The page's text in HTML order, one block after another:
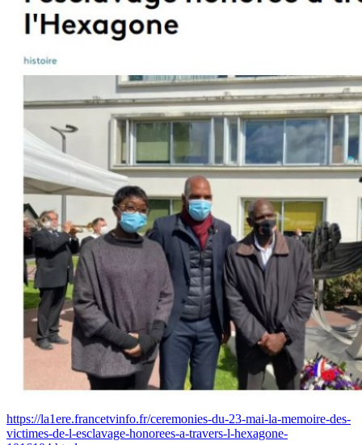
https://la1ere.francetvinfo.fr/ceremonies-du-23-mai-la-memoire-des-
victimes-de-l-esclavage-honorees-a-travers-l-hexagone-